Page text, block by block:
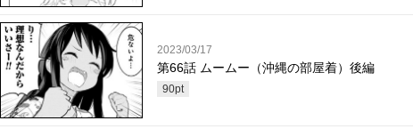
2023/03/17
第66話 ムームー（沖縄の部屋着）後編
90pt